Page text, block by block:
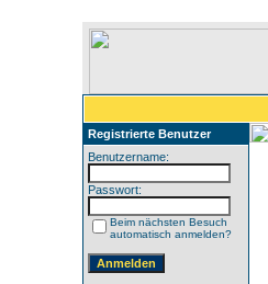
Registrierte Benutzer
Benutzername:
Passwort:
Beim nächsten Besuch
automatisch anmelden?